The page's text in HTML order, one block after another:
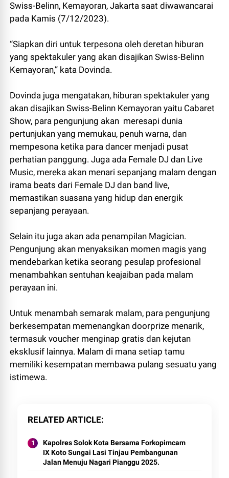
Swiss-Belinn, Kemayoran, Jakarta saat diwawancarai
pada Kamis (7/12/2023).
“Siapkan diri untuk terpesona oleh deretan hiburan
yang spektakuler yang akan disajikan Swiss-Belinn
Kemayoran,” kata Dovinda.
Dovinda juga mengatakan, hiburan spektakuler yang
akan disajikan Swiss-Belinn Kemayoran yaitu Cabaret
Show, para pengunjung akan meresapi dunia
pertunjukan yang memukau, penuh warna, dan
mempesona ketika para dancer menjadi pusat
perhatian panggung. Juga ada Female DJ dan Live
Music, mereka akan menari sepanjang malam dengan
irama beats dari Female DJ dan band live,
memastikan suasana yang hidup dan energik
sepanjang perayaan.
Selain itu juga akan ada penampilan Magician.
Pengunjung akan menyaksikan momen magis yang
mendebarkan ketika seorang pesulap profesional
menambahkan sentuhan keajaiban pada malam
perayaan ini.
Untuk menambah semarak malam, para pengunjung
berkesempatan memenangkan doorprize menarik,
termasuk voucher menginap gratis dan kejutan
eksklusif lainnya. Malam di mana setiap tamu
memiliki kesempatan membawa pulang sesuatu yang
istimewa.
RELATED ARTICLE
Kapolres Solok Kota Bersama Forkopimcam
IX Koto Sungai Lasi Tinjau Pembangunan
Jalan Menuju Nagari Pianggu 2025.